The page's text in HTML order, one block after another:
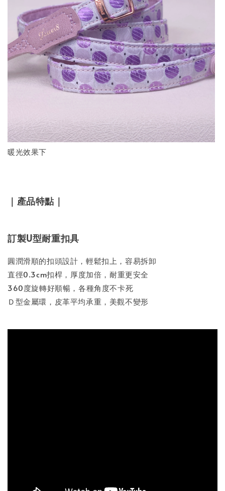
暖光效果下
｜產品特點｜
訂製U型耐重扣具
圓潤滑順的扣頭設計，輕鬆扣上，容易拆卸
直徑0.3cm扣桿，厚度加倍，耐重更安全
360度旋轉好順暢，各種角度不卡死
Ｄ型金屬環，皮革平均承重，美觀不變形